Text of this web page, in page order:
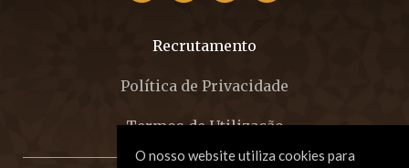
Recrutamento
Política de Privacidade
Termos de Utilização
O nosso website utiliza cookies para